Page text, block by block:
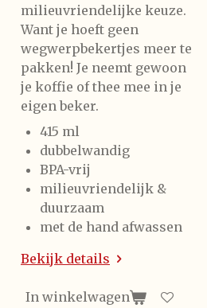
milieuvriendelijke keuze.
Want je hoeft geen
wegwerpbekertjes meer te
pakken! Je neemt gewoon
je koffie of thee mee in je
eigen beker.
415 ml
dubbelwandig
BPA-vrij
milieuvriendelijk &
duurzaam
met de hand afwassen
Bekijk details
In winkelwagen